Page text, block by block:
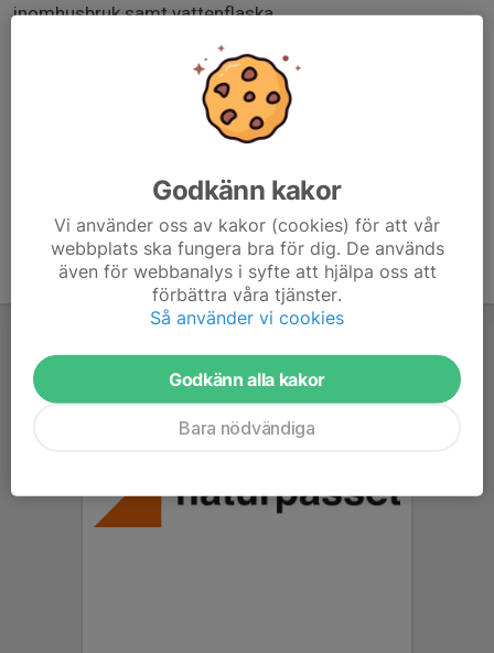
inomhusbruk samt vattenflaska.
Godkänn kakor
Vi använder oss av kakor (cookies) för att vår
webbplats ska fungera bra för dig. De används
även för webbanalys i syfte att hjälpa oss att
förbättra våra tjänster.
Så använder vi cookies
Godkänn alla kakor
Bara nödvändiga